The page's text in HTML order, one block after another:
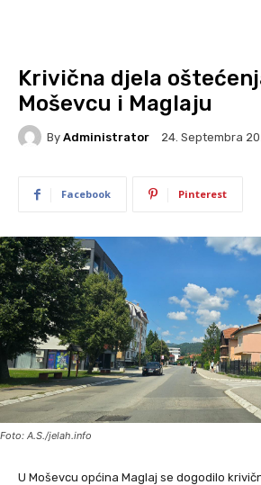
Krivična djela
Moševcu i Maglaju
By Administrator 24. Septembra
Facebook Pinterest
Foto: A.S./jelah.info
U Moševcu općina Maglaj se dogodilo